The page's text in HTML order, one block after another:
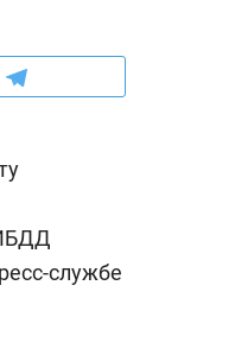
службе
прораб Наталья